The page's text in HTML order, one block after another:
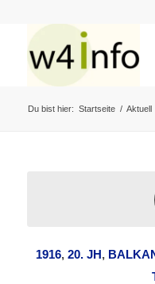
Du bist hier: Startseite / Aktuell
1916,20. JH,